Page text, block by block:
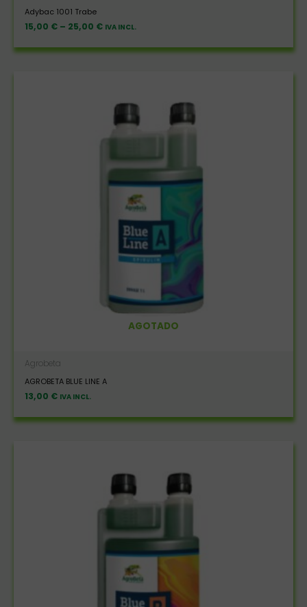
Adybac 1001 Trabe
15,00 € – 25,00 € IVA INCL.
AGOTADO
Agrobeta
AGROBETA BLUE LINE A
13,00 € IVA INCL.